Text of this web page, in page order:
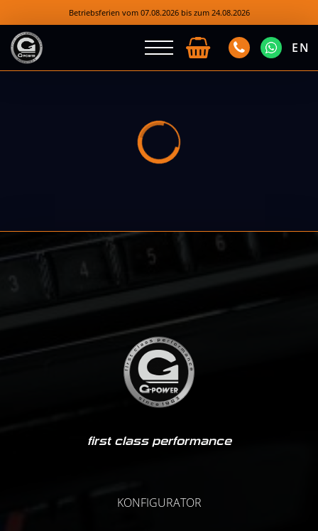
Betriebsferien vom 07.08.2026 bis zum 24.08.2026
EN
first class performance
KONFIGURATOR